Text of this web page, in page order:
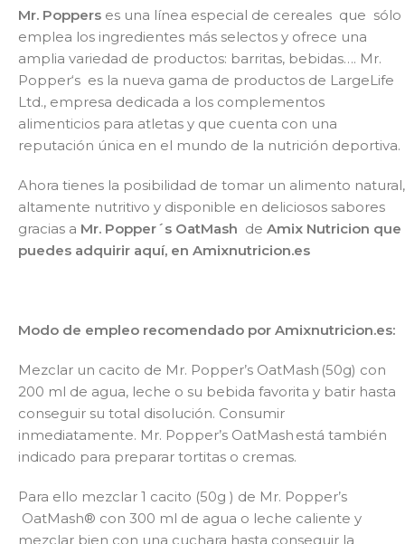
Mr. Poppers es una línea especial de cereales que sólo
emplea los ingredientes más selectos y ofrece una
amplia variedad de productos: barritas, bebidas…. Mr.
Popper‘s es la nueva gama de productos de LargeLife
Ltd., empresa dedicada a los complementos
alimenticios para atletas y que cuenta con una
reputación única en el mundo de la nutrición deportiva.
Ahora tienes la posibilidad de tomar un alimento natural,
altamente nutritivo y disponible en deliciosos sabores
gracias a Mr. Popper´s OatMash de Amix Nutricion que
puedes adquirir aquí, en Amixnutricion.es
Modo de empleo recomendado por Amixnutricion.es:
Mezclar un cacito de Mr. Popper’s OatMash (50g) con
200 ml de agua, leche o su bebida favorita y batir hasta
conseguir su total disolución. Consumir
inmediatamente. Mr. Popper’s OatMash está también
indicado para preparar tortitas o cremas.
Para ello mezclar 1 cacito (50g ) de Mr. Popper’s
OatMash® con 300 ml de agua o leche caliente y
mezclar bien con una cuchara hasta conseguir la